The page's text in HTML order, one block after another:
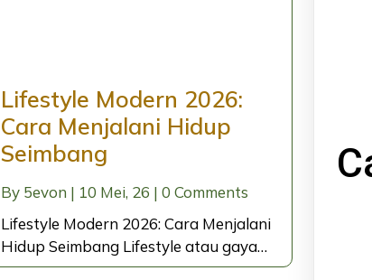
Lifestyle Modern 2026:
Cara Menjalani Hidup
Seimbang
By 5evon | 10 Mei, 26 | 0 Comments
Lifestyle Modern 2026: Cara Menjalani
Hidup Seimbang Lifestyle atau gaya…